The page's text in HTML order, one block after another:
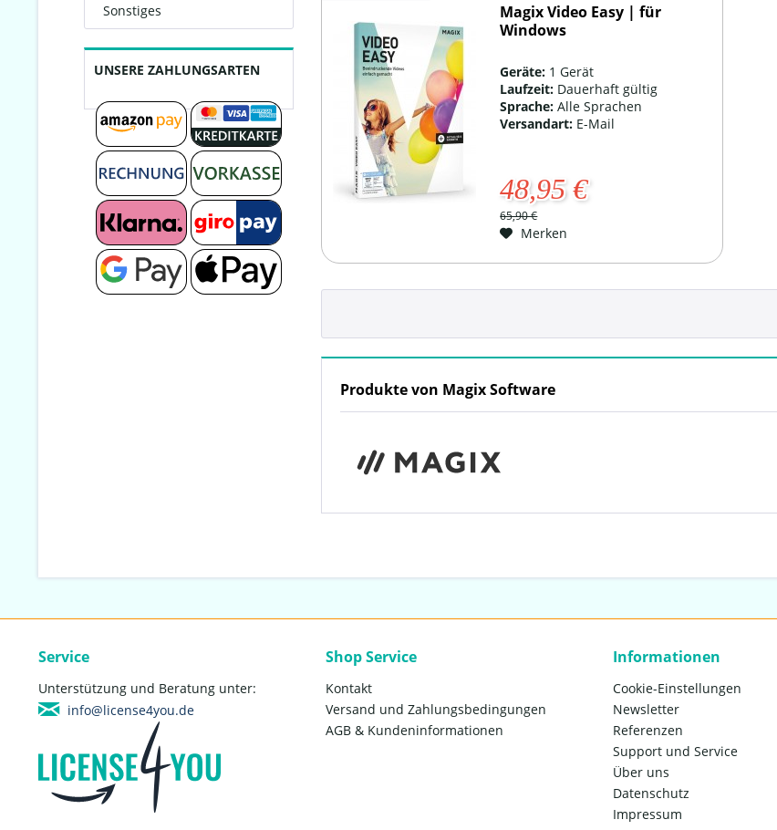
Sonstiges
UNSERE ZAHLUNGSARTEN
Magix Video Easy | für
Windows
Geräte: 1 Gerät
Laufzeit: Dauerhaft gültig
Sprache:Alle Sprachen
Versandart: E-Mail
48,95 €
65,90 €
Merken
Produkte von Magix Software
Service
Unterstützung und Beratung unter:
info@license4you.de
Shop Service
Kontakt
Versand und Zahlungsbedingungen
AGB & Kundeninformationen
Informationen
Cookie-Einstellungen
Newsletter
Referenzen
Support und Service
Über uns
Datenschutz
Impressum